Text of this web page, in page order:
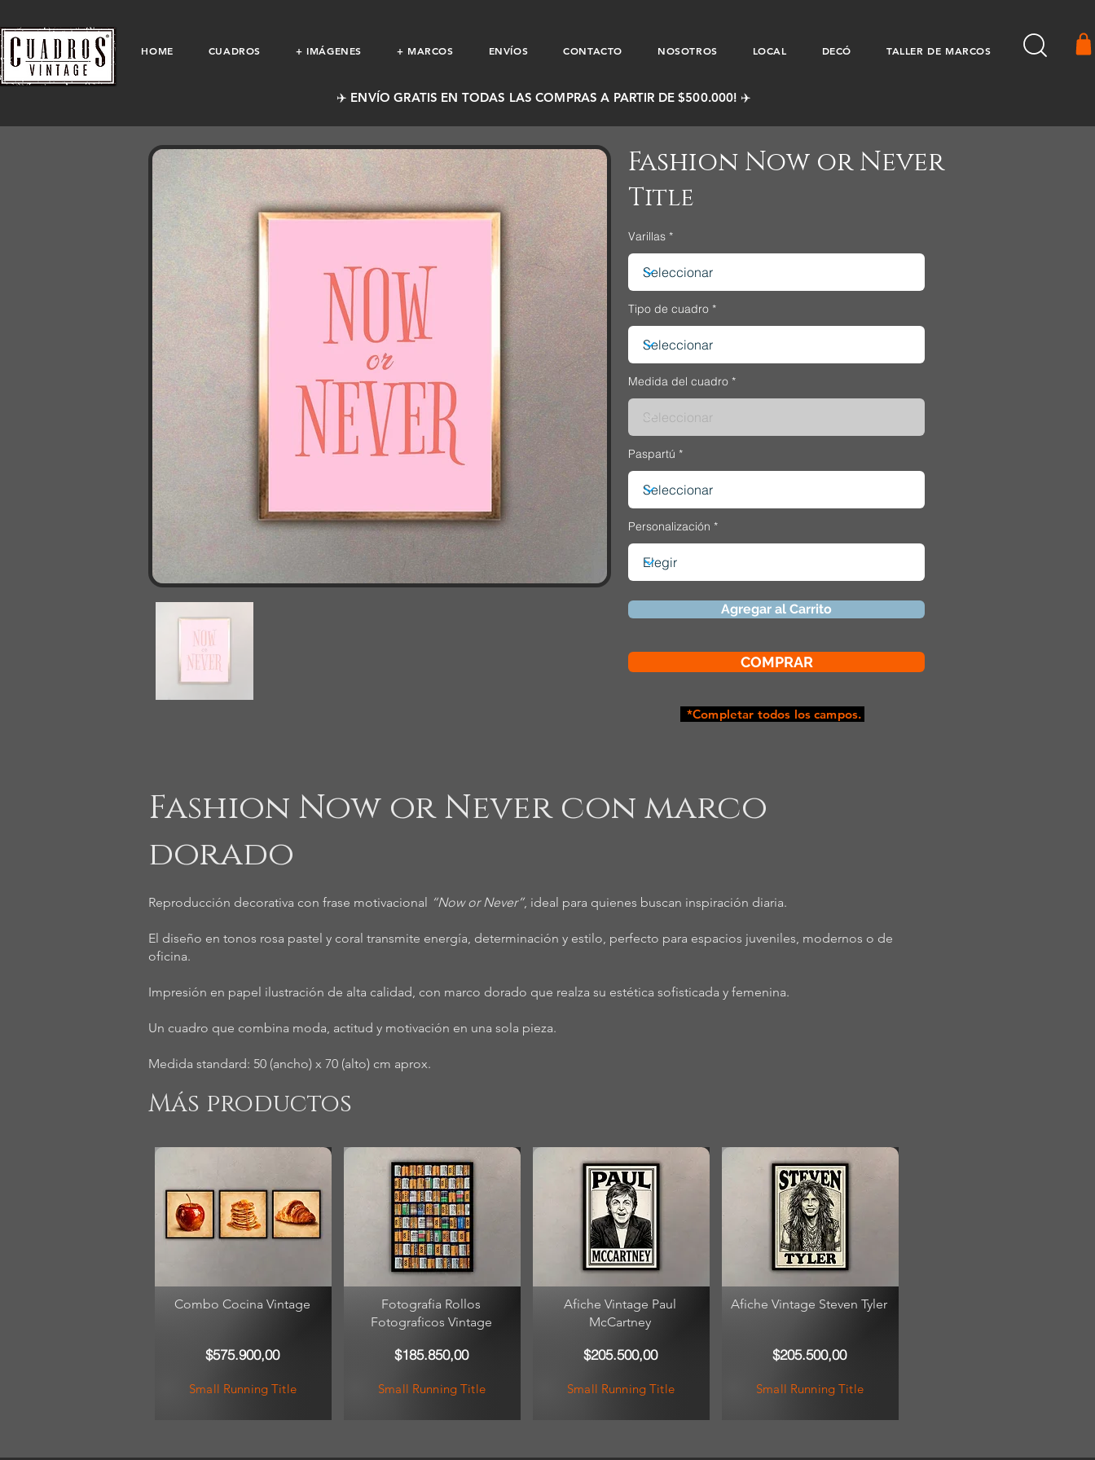
HOME CUADROS + IMÁGENES + MARCOS ENVÍOS CONTACTO NOSOTROS LOCAL DECÓ TALLER DE MARCOS
✈️ ENVÍO GRATIS EN TODAS LAS COMPRAS A PARTIR DE $500.000! ✈️
Fashion Now or Never
Title
Varillas
Tipo de cuadro
Medida del cuadro
Paspartú
Personalización
Agregar al Carrito
COMPRAR
*Completar todos los campos.
Fashion Now or Never con marco
dorado
Reproducción decorativa con frase motivacional “Now or Never”, ideal para quienes buscan inspiración diaria.
El diseño en tonos rosa pastel y coral transmite energía, determinación y estilo, perfecto para espacios juveniles, modernos o de
oficina.
Impresión en papel ilustración de alta calidad, con marco dorado que realza su estética sofisticada y femenina.
Un cuadro que combina moda, actitud y motivación en una sola pieza.
Medida standard: 50 (ancho) x 70 (alto) cm aprox.
Más productos
Combo Cocina Vintage
$575.900,00
Small Running Title
Fotografia Rollos
Fotograficos Vintage
$185.850,00
Small Running Title
Afiche Vintage Paul
McCartney
$205.500,00
Small Running Title
Afiche Vintage Steven Tyler
$205.500,00
Small Running Title